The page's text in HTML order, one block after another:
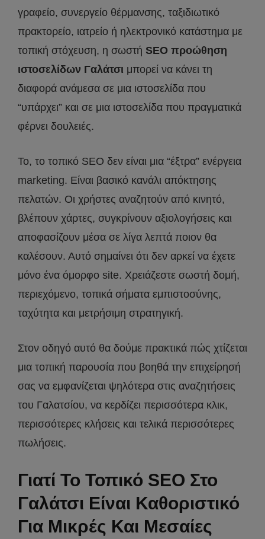
γραφείο, συνεργείο θέρμανσης, ταξιδιωτικό
πρακτορείο, ιατρείο ή ηλεκτρονικό κατάστημα με
τοπική στόχευση, η σωστή SEO προώθηση
ιστοσελίδων Γαλάτσι μπορεί να κάνει τη
διαφορά ανάμεσα σε μια ιστοσελίδα που
“υπάρχει” και σε μια ιστοσελίδα που πραγματικά
φέρνει δουλειές.
Το, το τοπικό SEO δεν είναι μια “έξτρα” ενέργεια
marketing. Είναι βασικό κανάλι απόκτησης
πελατών. Οι χρήστες αναζητούν από κινητό,
βλέπουν χάρτες, συγκρίνουν αξιολογήσεις και
αποφασίζουν μέσα σε λίγα λεπτά ποιον θα
καλέσουν. Αυτό σημαίνει ότι δεν αρκεί να έχετε
μόνο ένα όμορφο site. Χρειάζεστε σωστή δομή,
περιεχόμενο, τοπικά σήματα εμπιστοσύνης,
ταχύτητα και μετρήσιμη στρατηγική.
Στον οδηγό αυτό θα δούμε πρακτικά πώς χτίζεται
μια τοπική παρουσία που βοηθά την επιχείρησή
σας να εμφανίζεται ψηλότερα στις αναζητήσεις
του Γαλατσίου, να κερδίζει περισσότερα κλικ,
περισσότερες κλήσεις και τελικά περισσότερες
πωλήσεις.
Γιατί Το Τοπικό SEO Στο
Γαλάτσι Είναι Καθοριστικό
Για Μικρές Και Μεσαίες